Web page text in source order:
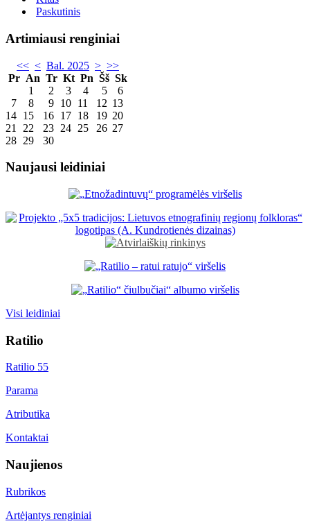
Paskutinis
Artimiausi renginiai
<< < Bal. 2025 > >>
Pr An Tr Kt Pn Šš Sk
1
2 3 4 5
6
7
8 9 10 11 12 13
14 15 16 17 18 19 20
21
22 23 24 25 26 27
28 29 30
Naujausi leidiniai
Visi leidiniai
Ratilio
Ratilio 55
Parama
Atributika
Kontaktai
Naujienos
Rubrikos
Artėjantys renginiai